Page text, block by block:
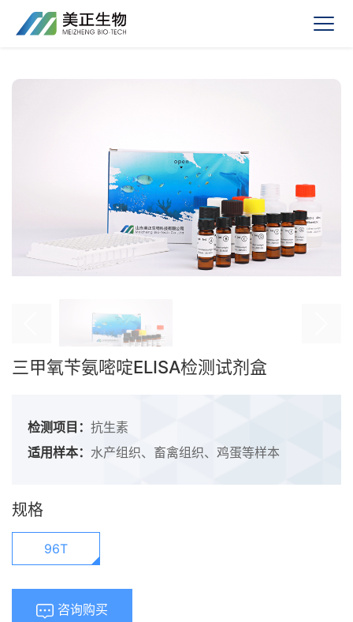
三甲氧苄氨嘧啶ELISA检测试剂盒
检测项目： 抗生素
适用样本： 水产组织、畜禽组织、鸡蛋等样本
规格
96T
咨询购买